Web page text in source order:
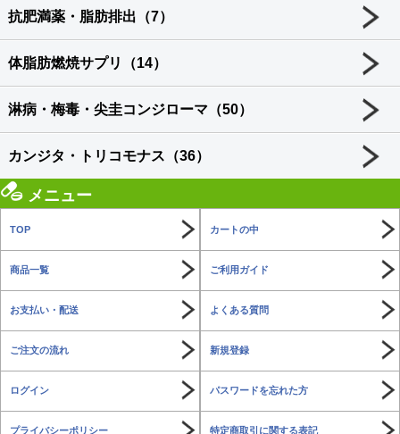
抗肥満薬・脂肪排出（7）
体脂肪燃焼サプリ（14）
淋病・梅毒・尖圭コンジローマ（50）
カンジタ・トリコモナス（36）
メニュー
TOP カートの中
商品一覧 ご利用ガイド
お支払い・配送 よくある質問
ご注文の流れ 新規登録
ログイン パスワードを忘れた方
プライバシーポリシー 特定商取引に関する表記